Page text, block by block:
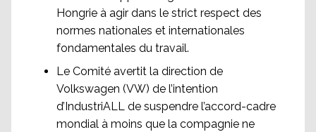
Hongrie à agir dans le strict respect des
normes nationales et internationales
fondamentales du travail.
Le Comité avertit la direction de
Volkswagen (VW) de l’intention
d’IndustriALL de suspendre l’accord-cadre
mondial à moins que la compagnie ne